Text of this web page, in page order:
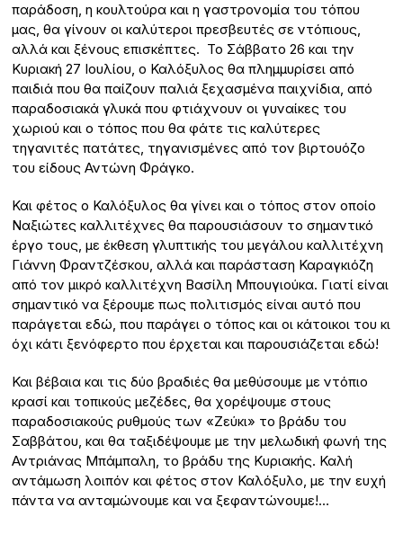
παράδοση, η κουλτούρα και η γαστρονομία του τόπου
μας, θα γίνουν οι καλύτεροι πρεσβευτές σε ντόπιους,
αλλά και ξένους επισκέπτες. Το Σάββατο 26 και την
Κυριακή 27 Ιουλίου, ο Καλόξυλος θα πλημμυρίσει από
παιδιά που θα παίζουν παλιά ξεχασμένα παιχνίδια, από
παραδοσιακά γλυκά που φτιάχνουν οι γυναίκες του
χωριού και ο τόπος που θα φάτε τις καλύτερες
τηγανιτές πατάτες, τηγανισμένες από τον βιρτουόζο
του είδους Αντώνη Φράγκο.
Και φέτος ο Καλόξυλος θα γίνει και ο τόπος στον οποίο
Ναξιώτες καλλιτέχνες θα παρουσιάσουν το σημαντικό
έργο τους, με έκθεση γλυπτικής του μεγάλου καλλιτέχνη
Γιάννη Φραντζέσκου, αλλά και παράσταση Καραγκιόζη
από τον μικρό καλλιτέχνη Βασίλη Μπουγιούκα. Γιατί είναι
σημαντικό να ξέρουμε πως πολιτισμός είναι αυτό που
παράγεται εδώ, που παράγει ο τόπος και οι κάτοικοι του κι
όχι κάτι ξενόφερτο που έρχεται και παρουσιάζεται εδώ!
Και βέβαια και τις δύο βραδιές θα μεθύσουμε με ντόπιο
κρασί και τοπικούς μεζέδες, θα χορέψουμε στους
παραδοσιακούς ρυθμούς των «Ζεύκι» το βράδυ του
Σαββάτου, και θα ταξιδέψουμε με την μελωδική φωνή της
Αντριάνας Μπάμπαλη, το βράδυ της Κυριακής. Καλή
αντάμωση λοιπόν και φέτος στον Καλόξυλο, με την ευχή
πάντα να ανταμώνουμε και να ξεφαντώνουμε!…